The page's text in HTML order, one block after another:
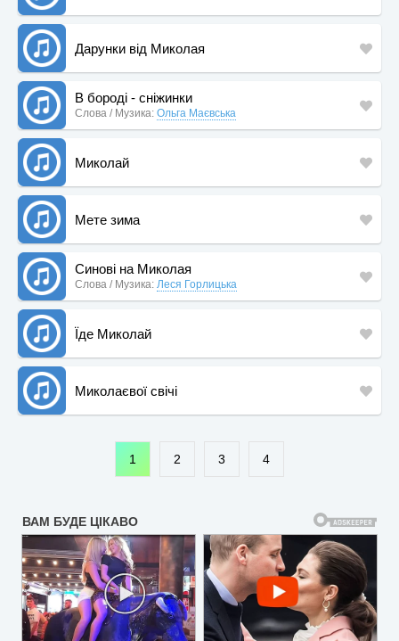
Дарунки від Миколая
В бороді - сніжинки
Слова / Музика: Ольга Маєвська
Миколай
Мете зима
Синові на Миколая
Слова / Музика: Леся Горлицька
Їде Миколай
Миколаєвої свічі
1 2 3 4